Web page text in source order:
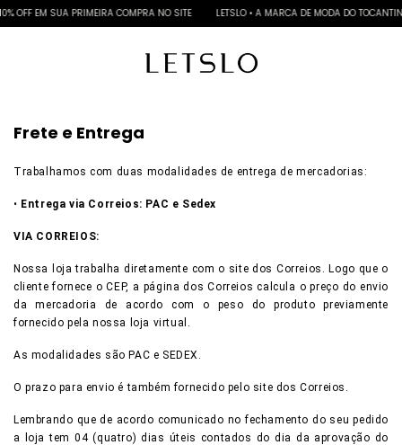
OFF EM SUA PRIMEIRA COMPRA NO SITE LETSLO • A MARCA DE MODA DO TOCANTINS
Frete e Entrega
Trabalhamos com duas modalidades de entrega de mercadorias:
• Entrega via Correios: PAC e Sedex
VIA CORREIOS:
Nossa loja trabalha diretamente com o site dos Correios. Logo que o
cliente fornece o CEP, a página dos Correios calcula o preço do envio
da mercadoria de acordo com o peso do produto previamente
fornecido pela nossa loja virtual.
As modalidades são PAC e SEDEX.
O prazo para envio é também fornecido pelo site dos Correios.
Lembrando que de acordo comunicado no fechamento do seu pedido
a loja tem 04 (quatro) dias úteis contados do dia da aprovação do